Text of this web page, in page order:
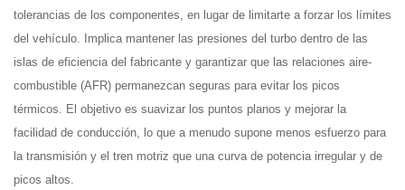
tolerancias de los componentes, en lugar de limitarte a forzar los límites
del vehículo. Implica mantener las presiones del turbo dentro de las
islas de eficiencia del fabricante y garantizar que las relaciones aire-
combustible (AFR) permanezcan seguras para evitar los picos
térmicos. El objetivo es suavizar los puntos planos y mejorar la
facilidad de conducción, lo que a menudo supone menos esfuerzo para
la transmisión y el tren motriz que una curva de potencia irregular y de
picos altos.